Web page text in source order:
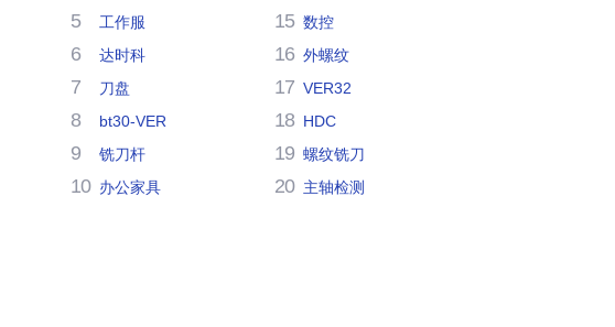
5 工作服
6 达时科
7 刀盘
8 bt30-VER
9 铣刀杆
10 办公家具
15 数控
16 外螺纹
17 VER32
18 HDC
19 螺纹铣刀
20 主轴检测